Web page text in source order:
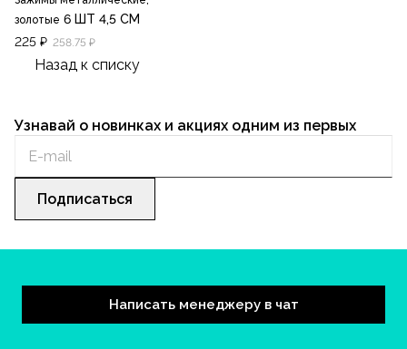
золотые 6 ШТ 4,5 СМ
225 ₽ 258.75 ₽
Назад к списку
Узнавай о новинках и акциях одним из первых
Подписаться
Написать менеджеру в чат